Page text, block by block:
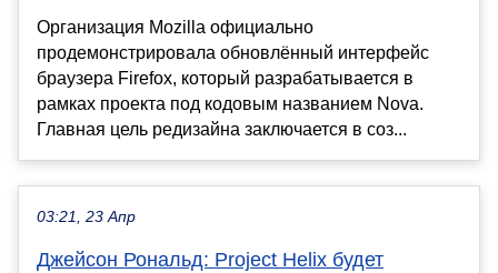
Организация Mozilla официально
продемонстрировала обновлённый интерфейс
браузера Firefox, который разрабатывается в
рамках проекта под кодовым названием Nova.
Главная цель редизайна заключается в соз...
03:21, 23 Апр
Джейсон Рональд: Project Helix будет